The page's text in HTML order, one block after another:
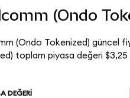
(Ondo
(Ondo Tokenized) güncel
toplam piyasa değeri $3,25
DEĞERI